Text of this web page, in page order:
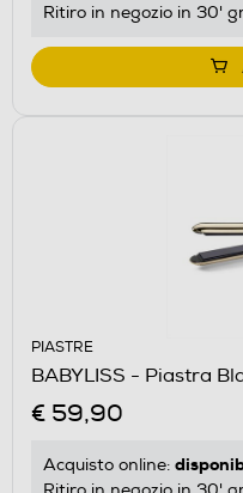
Ritiro in negozio in 30'
PIASTRE
BABYLISS - Piastra
€ 59,90
Acquisto online: